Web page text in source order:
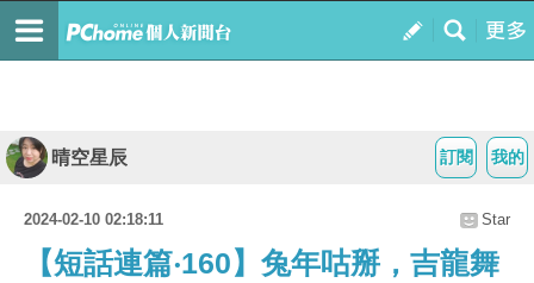
我的
訂閱
晴空星辰
2024-02-10 02:18:11 Star
【短話連篇‧160】兔年咕掰，吉龍舞